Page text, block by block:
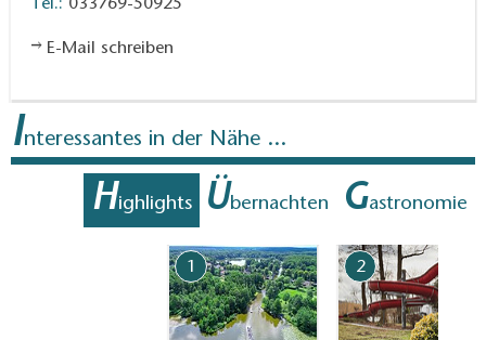
Tel.: 033769-50925
E-Mail schreiben
Interessantes in der Nähe ...
Highlights Übernachten Gastronomie
1 2